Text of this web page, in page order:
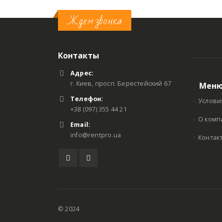
Ждем звонка
Контакты
Адрес:
г. Киев, просп. Берестейский 67
Телефон:
+38 (097) 355 44 21
Email:
info@rentpro.ua
О
© 2024